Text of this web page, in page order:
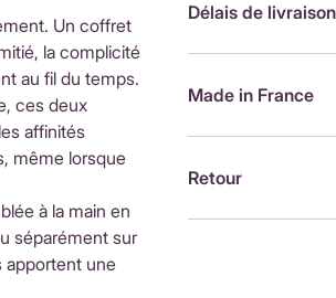
Un coffret
la complicité
au fil du temps.
ces deux
affinités
même lorsque
à la main en
séparément sur
apportent une
Délais de livraison
de livraison : 3,90
fonction du pays
Made in France
France, par
Retour